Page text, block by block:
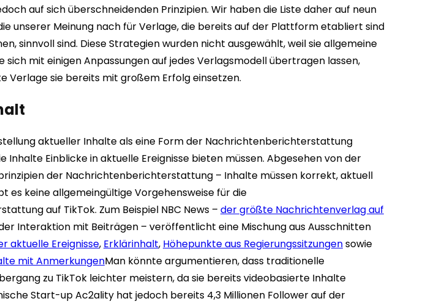
auf sich überschneidenden Prinzipien. Wir haben die Liste daher auf neun
unserer Meinung nach für Verlage, die bereits auf der Plattform etabliert sind
sinnvoll sind. Diese Strategien wurden nicht ausgewählt, weil sie allgemeine
sich mit einigen Anpassungen auf jedes Verlagsmodell übertragen lassen,
Verlage sie bereits mit großem Erfolg einsetzen.
aktueller Inhalte als eine Form der Nachrichtenberichterstattung
Inhalte Einblicke in aktuelle Ereignisse bieten müssen. Abgesehen von der
der Nachrichtenberichterstattung – Inhalte müssen korrekt, aktuell
es keine allgemeingültige Vorgehensweise für die
auf TikTok. Zum Beispiel NBC News – der größte Nachrichtenverlag auf
Interaktion mit Beiträgen – veröffentlicht eine Mischung aus Ausschnitten
aktuelle Ereignisse, Erklärinhalt, Höhepunkte aus Regierungssitzungensowie
mit AnmerkungenMan könnte argumentieren, dass traditionelle
zu TikTok leichter meistern, da sie bereits videobasierte Inhalte
Start-up Ac2ality hat jedoch bereits 4,3 Millionen Follower auf der